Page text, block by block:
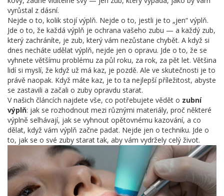
vyrůstal z dásní.
Nejde o to, kolik stojí výplň. Nejde o to, jestli je to „jen“ výplň.
Jde o to, že každá výplň je ochrana vašeho zubu — a každý zub,
který zachráníte, je zub, který vám nezůstane chybět. A když si
dnes necháte udělat výplň, nejde jen o opravu. Jde o to, že se
vyhnete většímu problému za půl roku, za rok, za pět let. Většina
lidí si myslí, že když už má kaz, je pozdě. Ale ve skutečnosti je to
právě naopak. Když máte kaz, je to ta nejlepší příležitost, abyste
se zastavili a začali o zuby opravdu starat.
V našich článcích najdete vše, co potřebujete vědět o zubní
výplň: jak se rozhodnout mezi různými materiály, proč některé
výplně selhávají, jak se vyhnout opětovnému kazování, a co
dělat, když vám výplň začne padat. Nejde jen o techniku. Jde o
to, jak se o své zuby starat tak, aby vám vydržely celý život.